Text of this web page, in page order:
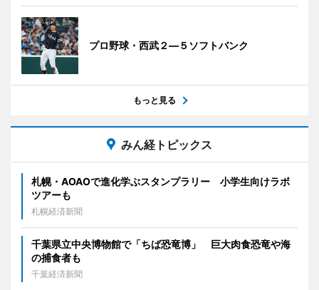
プロ野球・西武２―５ソフトバンク
もっと見る
みん経トピックス
札幌・AOAOで進化学ぶスタンプラリー 小学生向けラボ
ツアーも
札幌経済新聞
千葉県立中央博物館で「ちば恐竜博」 巨大肉食恐竜や海
の捕食者も
千葉経済新聞